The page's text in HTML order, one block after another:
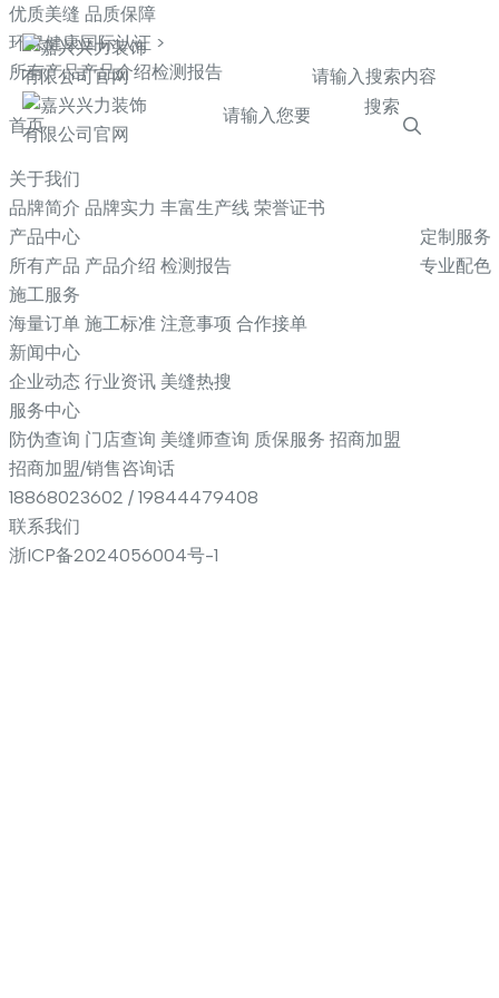
搜索
优质美缝 品质保障
环保健康国际认证 >
所有产品产品介绍检测报告
首页
关于我们
品牌简介 品牌实力 丰富生产线 荣誉证书
产品中心
所有产品 产品介绍 检测报告
定制服务
专业配色
施工服务
海量订单 施工标准 注意事项 合作接单
新闻中心
企业动态 行业资讯 美缝热搜
服务中心
防伪查询 门店查询 美缝师查询 质保服务 招商加盟
招商加盟/销售咨询话
18868023602 / 19844479408
联系我们
浙ICP备2024056004号-1